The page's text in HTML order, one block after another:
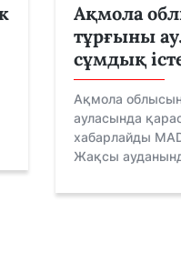
Ақмола
тұрғыны
сұмдық
Ақмола
ауласында
хабарлайды
Жақсы